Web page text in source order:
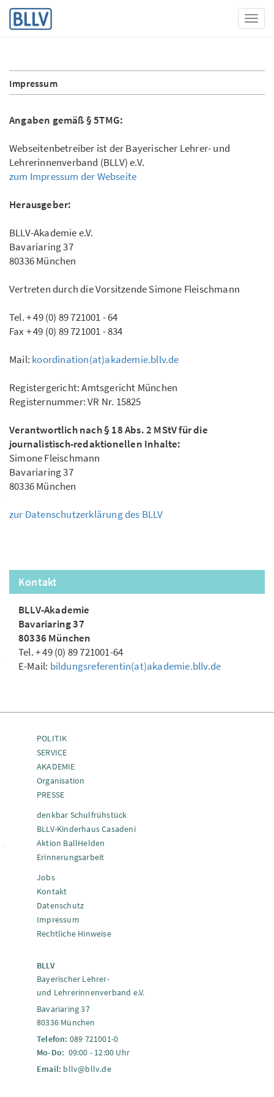
Impressum
Angaben gemäß § 5TMG:
Webseitenbetreiber ist der Bayerischer Lehrer- und
Lehrerinnenverband (BLLV) e.V.
zum Impressum der Webseite
Herausgeber:
BLLV-Akademie e.V.
Bavariaring 37
80336 München
Vertreten durch die Vorsitzende Simone Fleischmann
Tel. + 49 (0) 89 721001 - 64
Fax + 49 (0) 89 721001 - 834
Mail: koordination(at)akademie.bllv.de
Registergericht: Amtsgericht München
Registernummer: VR Nr. 15825
Verantwortlich nach § 18 Abs. 2 MStV für die
journalistisch-redaktionellen Inhalte:
Simone Fleischmann
Bavariaring 37
80336 München
zur Datenschutzerklärung des BLLV
Kontakt
BLLV-Akademie
Bavariaring 37
80336 München
Tel. + 49 (0) 89 721001-64
E-Mail: bildungsreferentin(at)akademie.bllv.de
POLITIK
SERVICE
AKADEMIE
Organisation
PRESSE
denkbar Schulfrühstück
BLLV-Kinderhaus Casadeni
Aktion BallHelden
Erinnerungsarbeit
Jobs
Kontakt
Datenschutz
Impressum
Rechtliche Hinweise
BLLV
Bayerischer Lehrer-
und Lehrerinnenverband e.V.
Bavariaring 37
80336 München
Telefon: 089 721001-0
Mo-Do: 09:00 - 12:00 Uhr
Email: bllv@bllv.de